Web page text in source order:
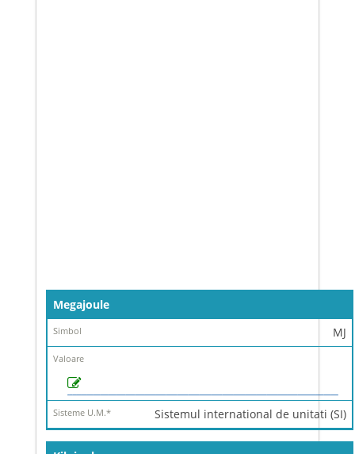
Denumire
Simbol
Valoare
Sisteme
U.M.*
Megajoule
MJ
Sistemul international de unitati (SI)